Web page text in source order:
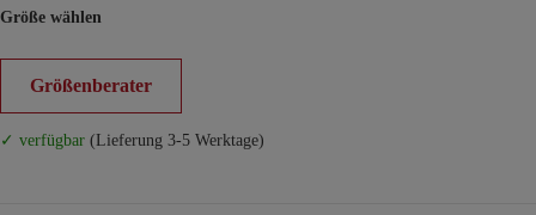
Größe wählen
Größenberater
✓ verfügbar (Lieferung 3-5 Werktage)